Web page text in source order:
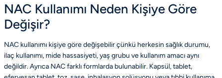
NAC Kullanımı Neden Kişiye Göre
Değişir?
NAC kullanımı kişiye göre değişebilir çünkü herkesin sağlık durumu,
ilaç kullanımı, mide hassasiyeti, yaş grubu ve kullanım amacı aynı
değildir. Ayrıca NAC farklı formlarda bulunabilir. Kapsül, tablet,